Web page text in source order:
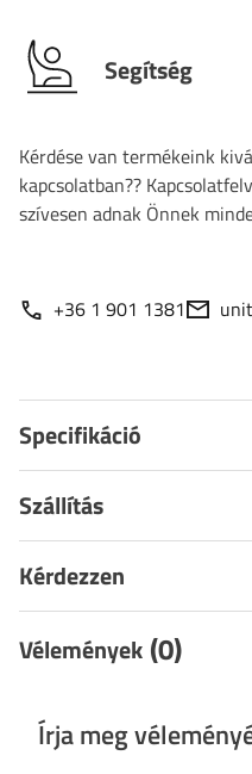
Segítség
Kérdése van termékeink
kapcsolatban??
szívesen adnak Önnek
+36 1 901 1381
Specifikáció
Szállítás
Kérdezzen
Vélemények (0)
Írja meg